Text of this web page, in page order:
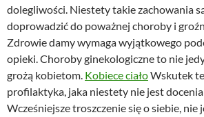
dolegliwości. Niestety takie zachowania
doprowadzić do poważnej choroby i
Zdrowie damy wymaga wyjątkowego
opieki. Choroby ginekologiczne to nie
grożą kobietom. Kobiece ciałoWskutek
profilaktyka, jaka niestety nie jest
Wcześniejsze troszczenie się o siebie, nie